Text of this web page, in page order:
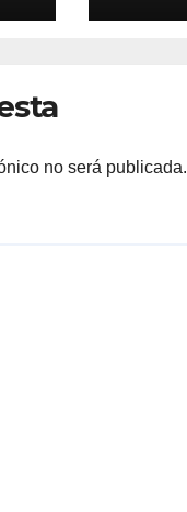
no será publicada.